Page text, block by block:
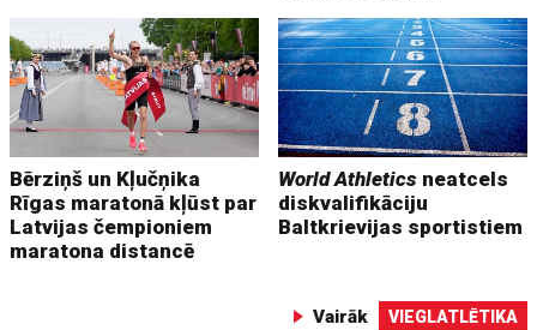
Bērziņš un Kļučņika
Rīgas maratonā kļūst par
Latvijas čempioniem
maratona distancē
World Athletics neatcels
diskvalifikāciju
Baltkrievijas sportistiem
Vairāk VIEGLATLĒTIKA